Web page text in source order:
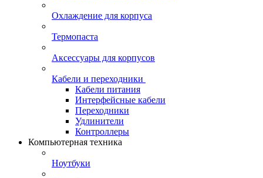
Охлаждение для корпуса
Термопаста
Аксессуары для корпусов
Кабели и переходники
Кабели питания
Интерфейсные кабели
Переходники
Удлинители
Контроллеры
Компьютерная техника
Ноутбуки